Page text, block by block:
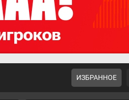
ИЗБРАННОЕ